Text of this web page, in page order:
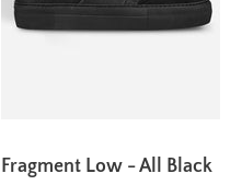
Fragment Low - All Black